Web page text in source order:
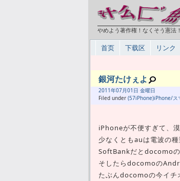
やめよう著作権！なくそう憲法！
首页 下载区 リンク
銀河たけぇよ
2011年07月01日 金曜日
Filed under (57iPhone)iPhone/ス
iPhoneが不便すぎて、
少なくともauは電波の
SoftBankだとdocomoの
そしたらdocomoの
たぶんdocomoの今イチ